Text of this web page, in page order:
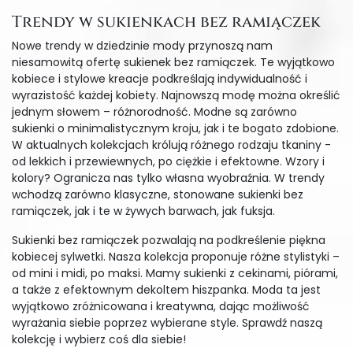
Trendy w sukienkach bez ramiączek
Nowe trendy w dziedzinie mody przynoszą nam
niesamowitą ofertę sukienek bez ramiączek. Te wyjątkowo
kobiece i stylowe kreacje podkreślają indywidualność i
wyrazistość każdej kobiety. Najnowszą modę można określić
jednym słowem – różnorodność. Modne są zarówno
sukienki o minimalistycznym kroju, jak i te bogato zdobione.
W aktualnych kolekcjach królują różnego rodzaju tkaniny -
od lekkich i przewiewnych, po ciężkie i efektowne. Wzory i
kolory? Ogranicza nas tylko własna wyobraźnia. W trendy
wchodzą zarówno klasyczne, stonowane sukienki bez
ramiączek, jak i te w żywych barwach, jak fuksja.
Sukienki bez ramiączek pozwalają na podkreślenie piękna
kobiecej sylwetki. Nasza kolekcja proponuje różne stylistyki –
od mini i midi, po maksi. Mamy sukienki z cekinami, piórami,
a także z efektownym dekoltem hiszpanka. Moda ta jest
wyjątkowo zróżnicowana i kreatywna, dając możliwość
wyrażania siebie poprzez wybierane style. Sprawdź naszą
kolekcję i wybierz coś dla siebie!